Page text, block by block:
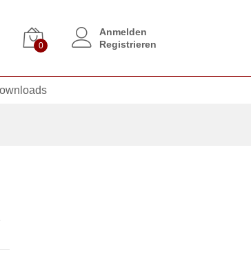
0
Anmelden
Registrieren